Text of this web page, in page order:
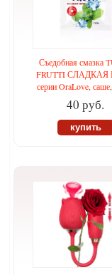
Съедобная смазка
FRUTTI
серии OraLove,
40 руб.
купить